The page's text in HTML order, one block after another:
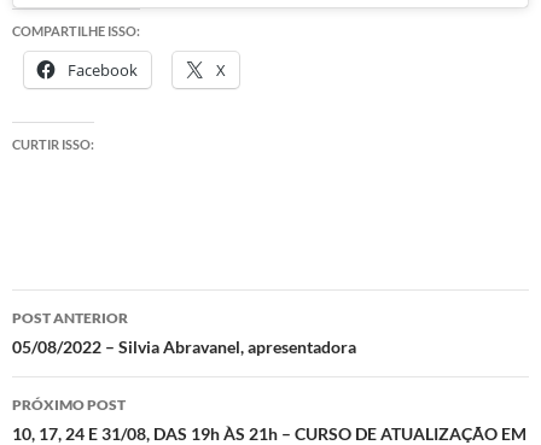
COMPARTILHE ISSO:
Facebook X
CURTIR ISSO:
Navegação
de
posts
POST ANTERIOR
05/08/2022 – Silvia Abravanel, apresentadora
PRÓXIMO POST
10, 17, 24 E 31/08, DAS 19h ÀS 21h – CURSO DE ATUALIZAÇÃO EM